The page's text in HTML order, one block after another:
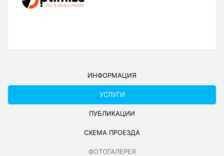
ИНФОРМАЦИЯ
УСЛУГИ
ПУБЛИКАЦИИ
СХЕМА ПРОЕЗДА
ФОТОГАЛЕРЕЯ